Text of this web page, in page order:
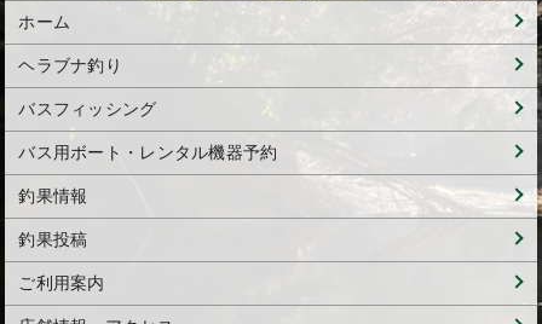
ホーム
ヘラブナ釣り
バスフィッシング
バス用ボート・レンタル機器予約
釣果情報
釣果投稿
ご利用案内